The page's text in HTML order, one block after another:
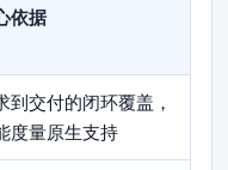
依据
到交付的闭环覆盖，
度量原生支持